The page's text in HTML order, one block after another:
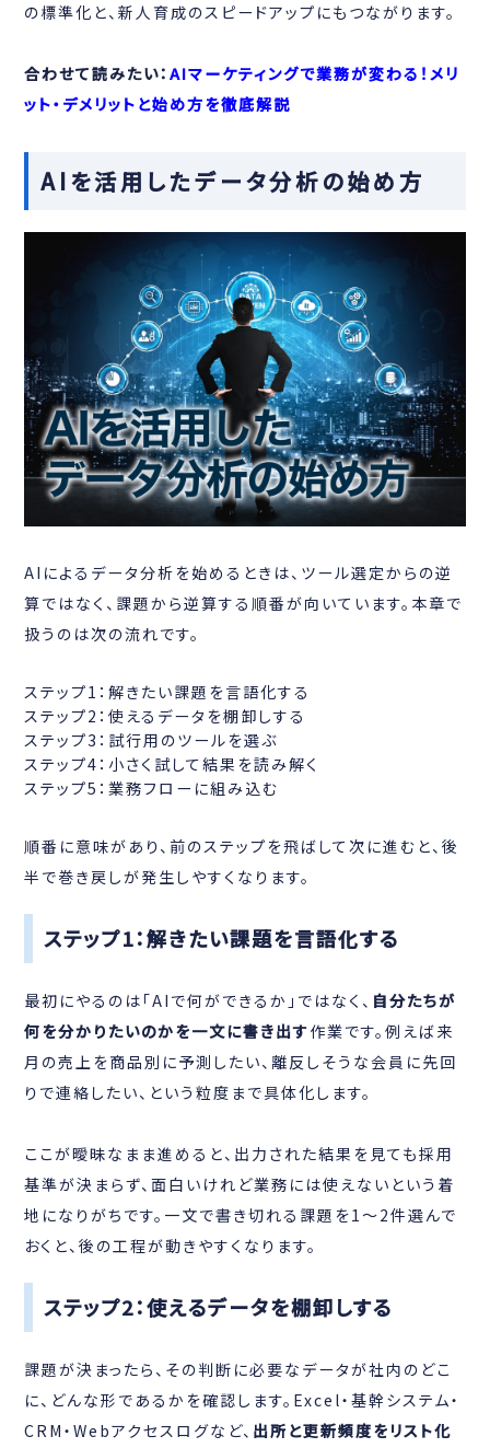
の標準化と、新人育成のスピードアップにもつながります。
合わせて読みたい：AIマーケティングで業務が変わる！メリ
ット・デメリットと始め方を徹底解説
AIを活用したデータ分析の始め方
AIによるデータ分析を始めるときは、ツール選定からの逆
算ではなく、課題から逆算する順番が向いています。本章で
扱うのは次の流れです。
ステップ1：解きたい課題を言語化する
ステップ2：使えるデータを棚卸しする
ステップ3：試行用のツールを選ぶ
ステップ4：小さく試して結果を読み解く
ステップ5：業務フローに組み込む
順番に意味があり、前のステップを飛ばして次に進むと、後
半で巻き戻しが発生しやすくなります。
ステップ1：解きたい課題を言語化する
最初にやるのは「AIで何ができるか」ではなく、 自分たちが
何を分かりたいのかを一文に書き出す作業です。例えば来
月の売上を商品別に予測したい、離反しそうな会員に先回
りで連絡したい、という粒度まで具体化します。
ここが曖昧なまま進めると、出力された結果を見ても採用
基準が決まらず、面白いけれど業務には使えないという着
地になりがちです。一文で書き切れる課題を1〜2件選んで
おくと、後の工程が動きやすくなります。
ステップ2：使えるデータを棚卸しする
課題が決まったら、その判断に必要なデータが社内のどこ
に、どんな形であるかを確認します。Excel・基幹システム・
CRM・Webアクセスログなど、 出所と更新頻度をリスト化